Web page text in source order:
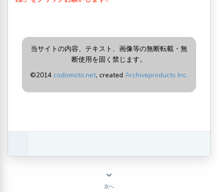
当サイトの内容、テキスト、画像等の無断転載・無
断使用を固く禁じます。
©2014 codomoto.net, created Archiveproducts Inc.
次へ